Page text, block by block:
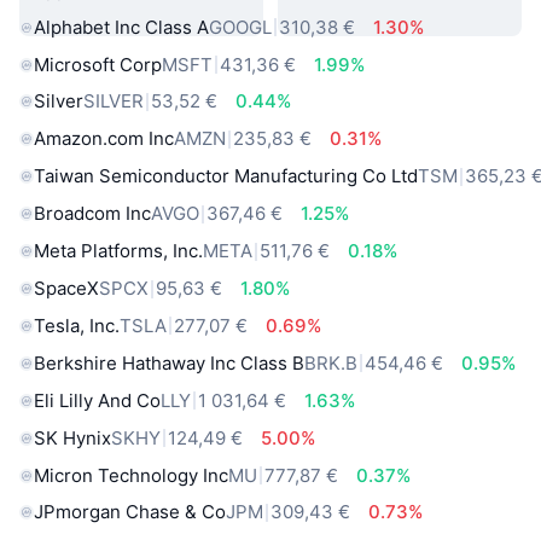
Alphabet Inc Class AGOOGL 310,38 €
1.30%
Microsoft CorpMSFT 431,36 €
1.99%
SilverSILVER 53,52 €
0.44%
Amazon.com IncAMZN 235,83 €
0.31%
Taiwan Semiconductor Manufacturing Co LtdTSM 365,23
Broadcom IncAVGO 367,46 €
1.25%
Meta Platforms, Inc.META 511,76 €
0.18%
SpaceXSPCX 95,63 €
1.80%
Tesla, Inc.TSLA 277,07 €
0.69%
Berkshire Hathaway Inc Class BBRK.B 454,46 €
0.95%
Eli Lilly And CoLLY 1 031,64 €
1.63%
SK HynixSKHY 124,49 €
5.00%
Micron Technology IncMU 777,87 €
0.37%
JPmorgan Chase & CoJPM 309,43 €
0.73%